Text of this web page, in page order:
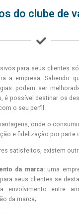
do clube de
para seus clientes
a empresa. Sabendo
podem ser
é possível destinar os
o seu perfil.
onde o
e fidelização por parte
satisfeitos, existem
da marca: uma
seus clientes se
envolvimento entre
da marca;